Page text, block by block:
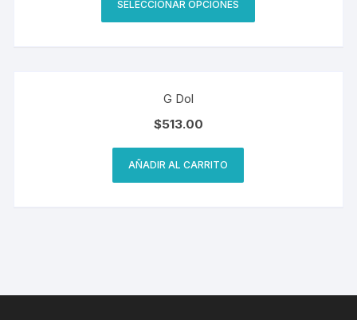
SELECCIONAR OPCIONES
G Dol
$513.00
AÑADIR AL CARRITO